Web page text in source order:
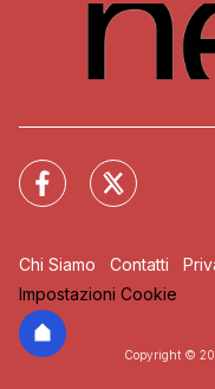
Chi Siamo Contatti
Impostazioni Cookie
Copyright ©